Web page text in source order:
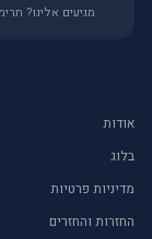
מגיעים אלינו?
אודות
בלוג
מדיניות פרטיות
החזרות והחזרים